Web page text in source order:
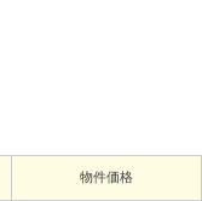
物件価格